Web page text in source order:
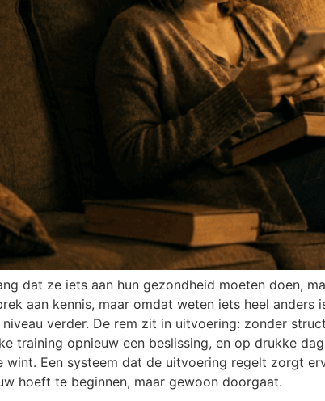
dat ze iets aan hun gezondheid moeten doen,
aan kennis, maar omdat weten iets heel anders
verder. De rem zit in uitvoering: zonder
training opnieuw een beslissing, en op drukke
wint. Een systeem dat de uitvoering regelt zorgt
hoeft te beginnen, maar gewoon doorgaat.